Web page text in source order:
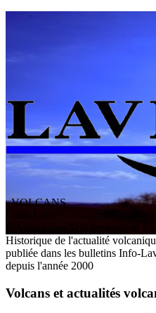
VOLCANS
olcanologique
Historique de l'actualité
publiée dans les bulletins Info-
depuis l'année 2000
Volcans et actualités